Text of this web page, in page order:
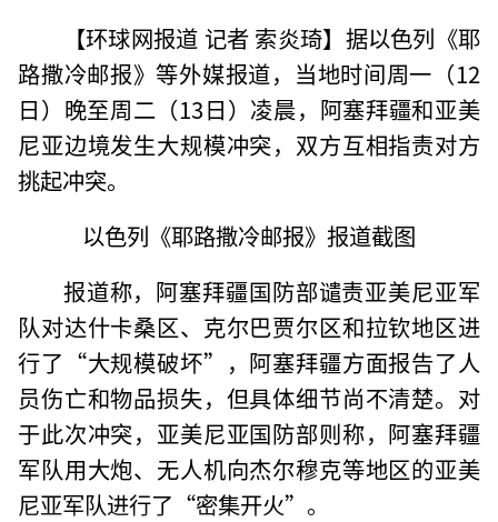
【环球网报道 记者 索炎琦】据以色列《耶
路撒冷邮报》等外媒报道，当地时间周一（12
日）晚至周二（13日）凌晨，阿塞拜疆和亚美
尼亚边境发生大规模冲突，双方互相指责对方
挑起冲突。
以色列《耶路撒冷邮报》报道截图
报道称，阿塞拜疆国防部谴责亚美尼亚军
队对达什卡桑区、克尔巴贾尔区和拉钦地区进
行了“大规模破坏”，阿塞拜疆方面报告了人
员伤亡和物品损失，但具体细节尚不清楚。对
于此次冲突，亚美尼亚国防部则称，阿塞拜疆
军队用大炮、无人机向杰尔穆克等地区的亚美
尼亚军队进行了“密集开火”。